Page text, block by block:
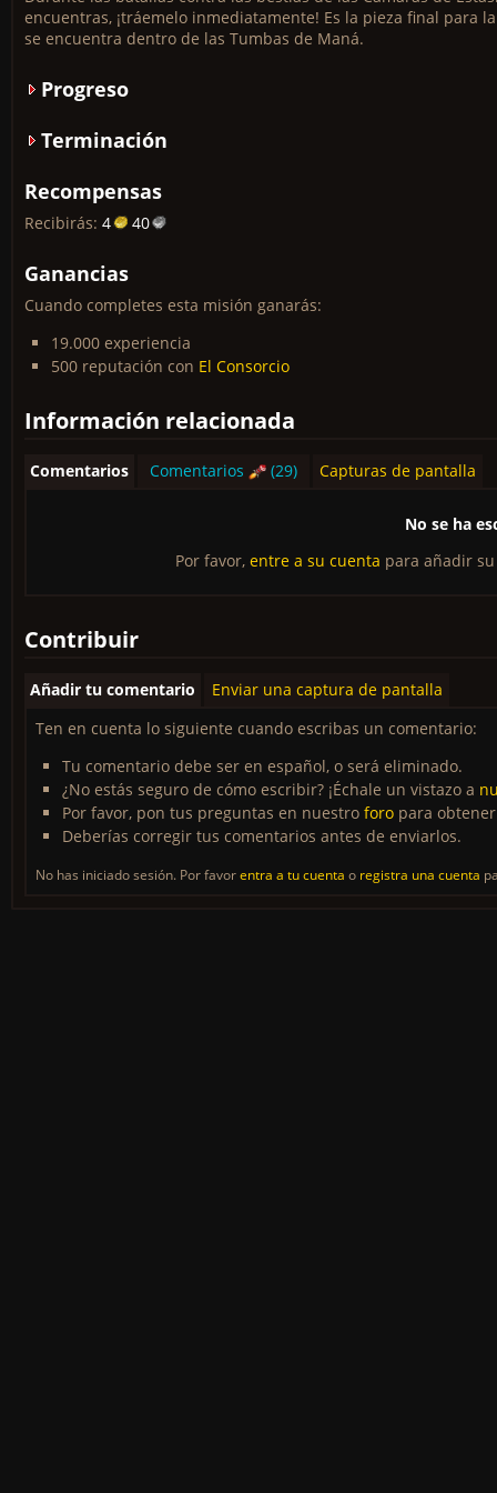
encuentras, ¡tráemelo inmediatamente! Es la pieza final para
se encuentra dentro de las Tumbas de Maná.
Progreso
Terminación
Recompensas
Recibirás: 4 40
Ganancias
Cuando completes esta misión ganarás:
19.000 experiencia
500 reputación con El Consorcio
Información relacionada
Comentarios Comentarios (29) Capturas de pantalla
No se ha
Por favor, entre a su cuenta para añadir
Contribuir
Añadir tu comentario
Enviar una captura de pantalla
Ten en cuenta lo siguiente cuando escribas un comentario:
Tu comentario debe ser en español, o será eliminado.
¿No estás seguro de cómo escribir? ¡Échale un vistazo a
Por favor, pon tus preguntas en nuestro foro para
Deberías corregir tus comentarios antes de enviarlos.
No has iniciado sesión. Por favorentra a tu cuenta o registra una cuenta